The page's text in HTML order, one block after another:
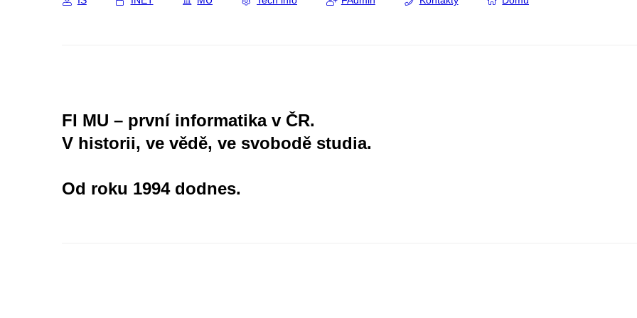
FI MU – první informatika v ČR.
V historii, ve vědě, ve svobodě studia.
Od roku 1994 dodnes.